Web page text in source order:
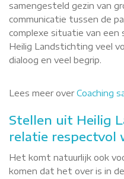
samengesteld gezin van
communicatie tussen de
complexe situatie van een
Heilig Landstichting veel
dialoog en veel begrip.
Lees meer overCoaching
Stellen uit Heilig
relatie respectvol
Het komt natuurlijk ook
komen dat het over is in